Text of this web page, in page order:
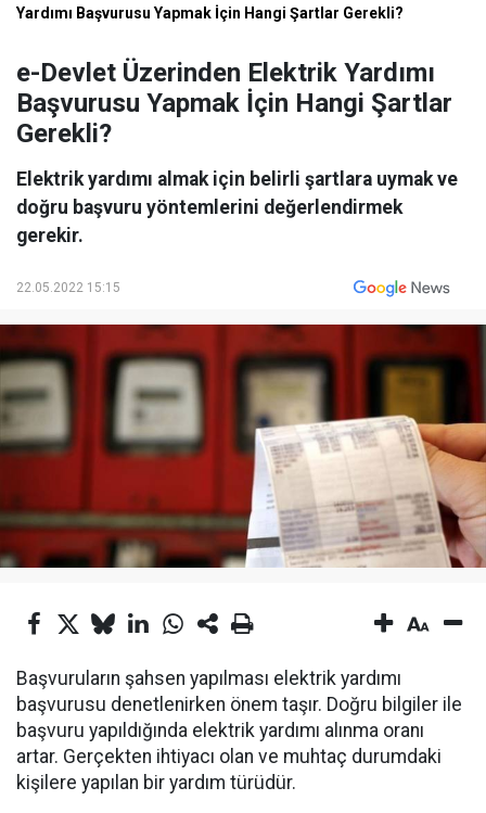
Yardımı Başvurusu Yapmak İçin Hangi Şartlar Gerekli?
e-Devlet Üzerinden Elektrik Yardımı
Başvurusu Yapmak İçin Hangi Şartlar
Gerekli?
Elektrik yardımı almak için belirli şartlara uymak ve
doğru başvuru yöntemlerini değerlendirmek
gerekir.
22.05.2022 15:15
Başvuruların şahsen yapılması elektrik yardımı
başvurusu denetlenirken önem taşır. Doğru bilgiler ile
başvuru yapıldığında elektrik yardımı alınma oranı
artar. Gerçekten ihtiyacı olan ve muhtaç durumdaki
kişilere yapılan bir yardım türüdür.